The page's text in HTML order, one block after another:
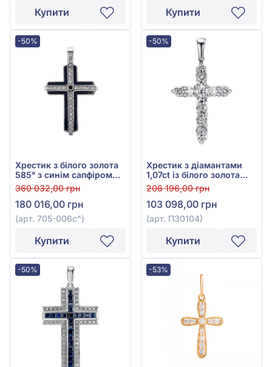
Купити Купити
-50%
Хрестик з білого золота
585° з синім сапфіром
0,14ct та діамантами
0,59ct, арт. 705-006с
360 032,00 грн
180 016,00 грн
(арт. 705-006с^)
Купити
-50%
Хрестик з діамантами
1,07ct із білого золота
750°, арт. П30104
206 196,00 грн
103 098,00 грн
(арт. П30104)
Купити
-50% -53%